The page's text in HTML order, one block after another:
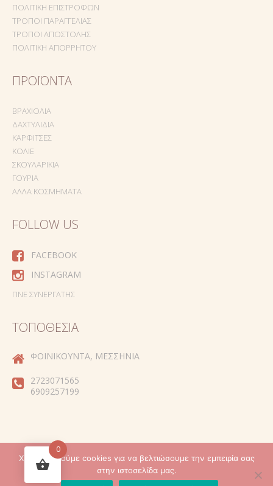
ΠΟΛΙΤΙΚΉ ΕΠΙΣΤΡΟΦΏΝ
ΤΡΌΠΟΙ ΠΑΡΑΓΓΕΛΊΑΣ
ΤΡΌΠΟΙ ΑΠΟΣΤΟΛΉΣ
ΠΟΛΙΤΙΚΉ ΑΠΟΡΡΉΤΟΥ
ΠΡΟΪΌΝΤΑ
ΒΡΑΧΙΌΛΙΑ
ΔΑΧΤΥΛΊΔΙΑ
ΚΑΡΦΊΤΣΕΣ
ΚΟΛΙΈ
ΣΚΟΥΛΑΡΊΚΙΑ
ΓΟΎΡΙΑ
ΆΛΛΑ ΚΟΣΜΉΜΑΤΑ
FOLLOW US
FACEBOOK
INSTAGRAM
ΓΊΝΕ ΣΥΝΕΡΓΆΤΗΣ
ΤΟΠΟΘΕΣΊΑ
ΦΟΙΝΙΚΟΎΝΤΑ, ΜΕΣΣΗΝΊΑ
2723071565
6909257199
Created by
0
Χρησιμοποιούμε cookies για να βελτιώσουμε την εμπειρία σας
στην ιστοσελίδα μας.